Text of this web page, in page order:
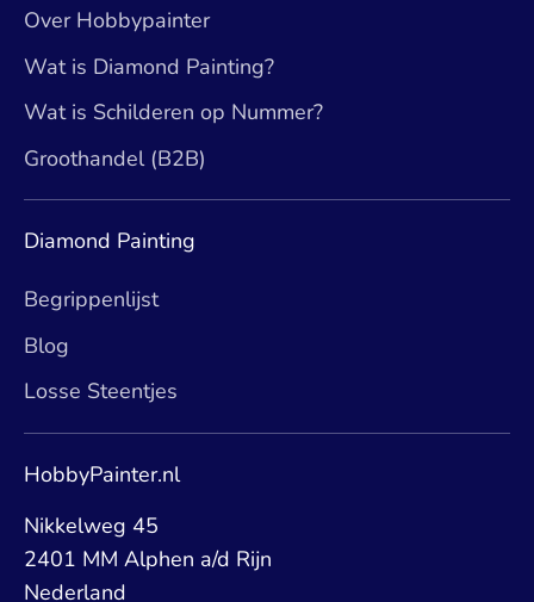
Over Hobbypainter
Wat is Diamond Painting?
Wat is Schilderen op Nummer?
Groothandel (B2B)
Diamond Painting
Begrippenlijst
Blog
Losse Steentjes
HobbyPainter.nl
Nikkelweg 45
2401 MM Alphen a/d Rijn
Nederland